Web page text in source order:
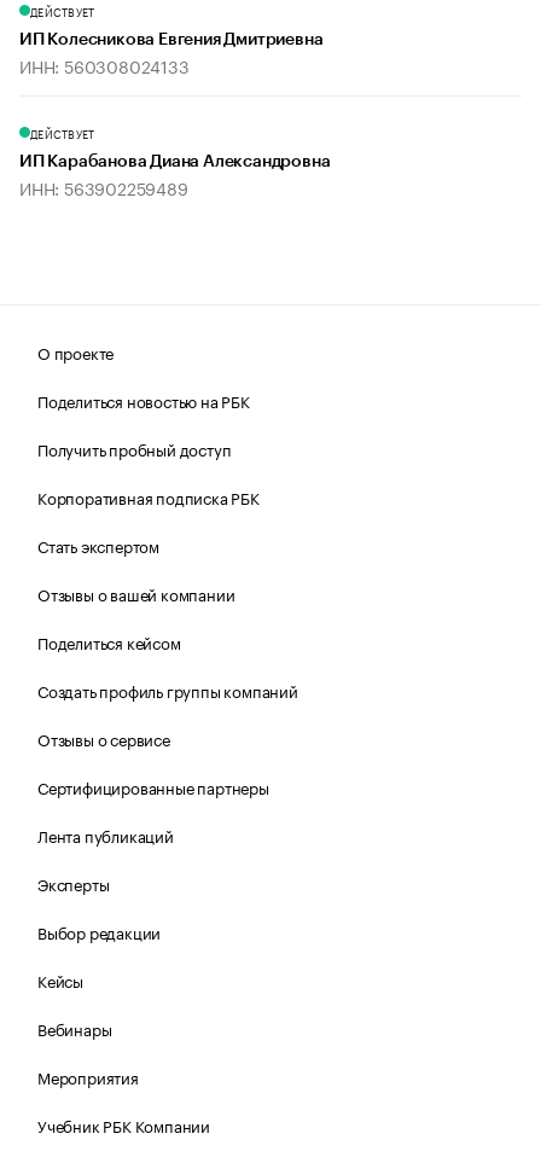
ДЕЙСТВУЕТ
ИП Колесникова Евгения Дмитриевна
ИНН: 560308024133
ДЕЙСТВУЕТ
ИП Карабанова Диана Александровна
ИНН: 563902259489
О проекте
Поделиться новостью на РБК
Получить пробный доступ
Корпоративная подписка РБК
Стать экспертом
Отзывы о вашей компании
Поделиться кейсом
Создать профиль группы компаний
Отзывы о сервисе
Сертифицированные партнеры
Лента публикаций
Эксперты
Выбор редакции
Кейсы
Вебинары
Мероприятия
Учебник РБК Компании